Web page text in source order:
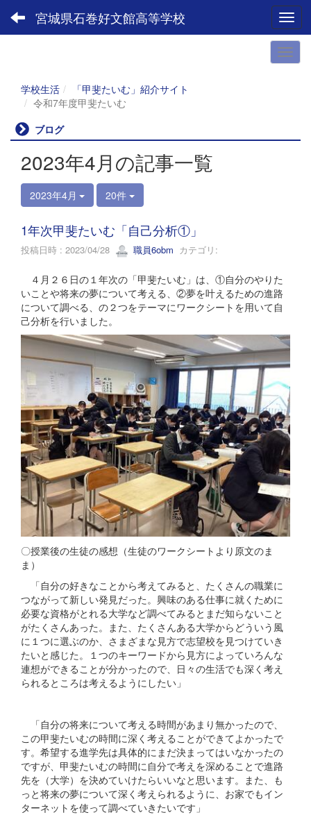
宮城県石巻好文館高等学校
学校生活
「甲斐たいむ」紹介サイト
令和7年度甲斐たいむ
ブログ
2023年4月の記事一覧
2023年4月 20件
1年次甲斐たいむ「自己分析①」
投稿日時 : 2023/04/28 職員6obm カテゴリ:
４月２６日の１年次の「甲斐たいむ」は、①自分のやりた
いことや将来の夢について考える、②夢を叶えるための進路
について調べる、の２つをテーマにワークシートを用いて自
己分析を行いました。
〇授業後の生徒の感想（生徒のワークシートより原文のま
ま）
「自分の好きなことから考えてみると、たくさんの職業に
つながって新しい発見だった。興味のある仕事に就くために
必要な資格がとれる大学など調べてみるとまだ知らないこと
がたくさんあった。また、たくさんある大学からどういう風
に１つに選ぶのか、さまざまな見方で志望校を見つけていき
たいと感じた。１つのキーワードから見方によっていろんな
連想ができることが分かったので、日々の生活でも深く考え
られるところは考えるようにしたい」
「自分の将来について考える時間があまり無かったので、
この甲斐たいむの時間に深く考えることができてよかったで
す。希望する進学先は具体的にまだ決まってはいなかったの
ですが、甲斐たいむの時間に自分で考えを深めることで進路
先を（大学）を決めていけたらいいなと思います。また、も
っと将来の夢について深く考えられるように、お家でもイン
ターネットを使って調べていきたいです」